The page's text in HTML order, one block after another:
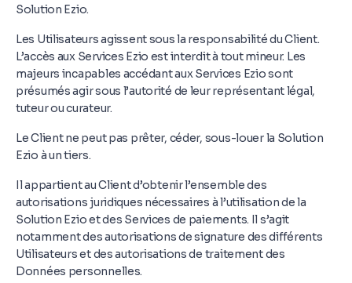
Solution Ezio.
Les Utilisateurs agissent sous la responsabilité du Client.
L’accès aux Services Ezio est interdit à tout mineur. Les
majeurs incapables accédant aux Services Ezio sont
présumés agir sous l’autorité de leur représentant légal,
tuteur ou curateur.
Le Client ne peut pas prêter, céder, sous-louer la Solution
Ezio à un tiers.
Il appartient au Client d’obtenir l’ensemble des
autorisations juridiques nécessaires à l’utilisation de la
Solution Ezio et des Services de paiements. Il s’agit
notamment des autorisations de signature des différents
Utilisateurs et des autorisations de traitement des
Données personnelles.